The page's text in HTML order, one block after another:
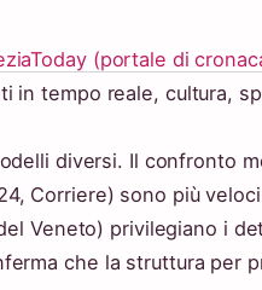
(portale di
in tempo reale, cultura,
diversi. Il confronto
Corriere) sono più
Veneto) privilegiano i
che la struttura per